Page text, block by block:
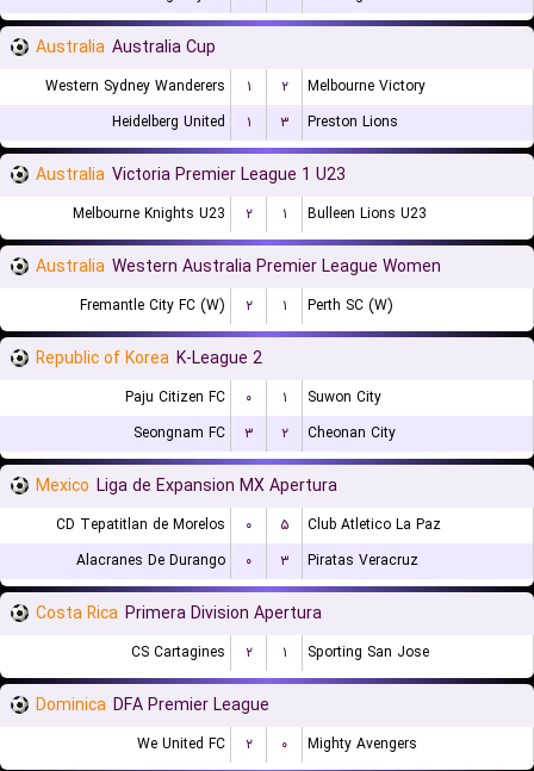
Australia Australia Cup
Western Sydney Wanderers ۱ ۲
Melbourne Victory
Heidelberg United
۱ ۳ Preston Lions
Australia Victoria Premier League 1 U23
Melbourne Knights U23 ۲ ۱ Bulleen Lions U23
Australia Western Australia Premier League Women
Fremantle City FC (W) ۲ ۱ Perth SC (W)
Republic of Korea K-League 2
Paju Citizen FC ۰ ۱
Suwon City
Seongnam FC
۳ ۲ Cheonan City
Mexico Liga de Expansion MX Apertura
CD Tepatitlan de Morelos ۰ ۵
Club Atletico La Paz
Alacranes De Durango
۰ ۳ Piratas Veracruz
Costa Rica Primera Division Apertura
CS Cartagines ۲ ۱ Sporting San Jose
Dominica DFA Premier League
We United FC ۲ ۰ Mighty Avengers